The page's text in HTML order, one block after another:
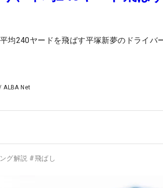
均240ヤードを飛ばす平塚新夢のドライバ
ALBA Net
グ解説 #飛ばし